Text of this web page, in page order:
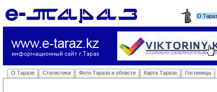
О
О Таразе Статистика Фото Тараза и области Карта Тараза Гостиницы